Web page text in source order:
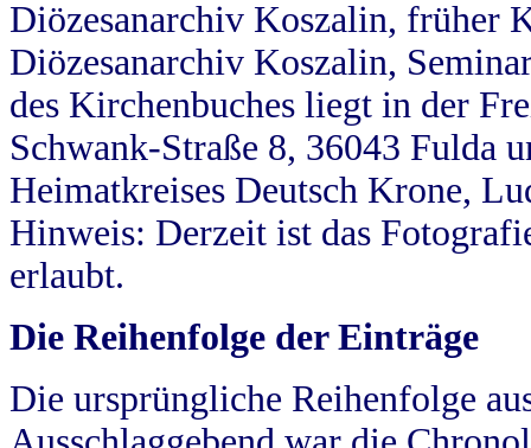
Diözesanarchiv Koszalin, früher
Diözesanarchiv Koszalin,
des Kirchenbuches liegt in der
Schwank-Straße 8, 36043 Fulda
Heimatkreises Deutsch Krone,
Hinweis: Derzeit ist das
erlaubt.
Die Reihenfolge der Einträge
Die ursprüngliche Reihenfolge